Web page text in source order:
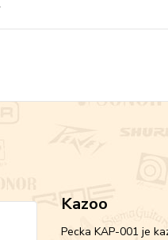
Kazoo
Pecka KAP-001 je